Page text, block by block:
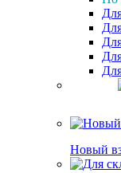
Новый